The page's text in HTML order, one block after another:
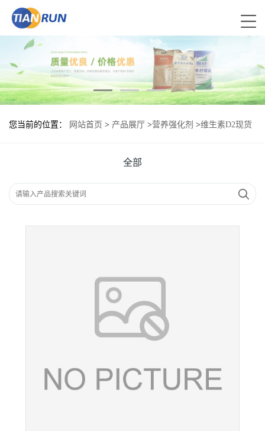
您当前的位置： 网站首页 > 产品展厅 >营养强化剂 >维生素D2现货
全部